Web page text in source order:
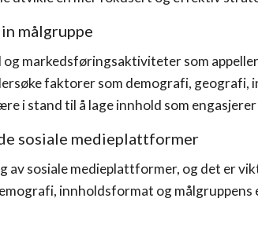
målgruppe
og markedsføringsaktiviteter som
faktorer som demografi, geografi,
i stand til å lage innhold som
sosiale medieplattformer
sosiale medieplattformer, og det er
innholdsformat og